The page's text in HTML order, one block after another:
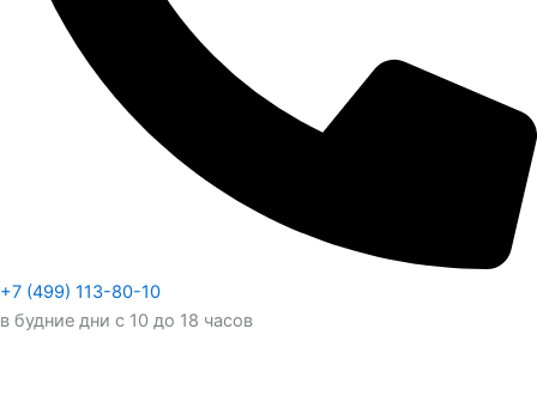
+7 (499) 113-80-10
в будние дни с 10 до 18 часов